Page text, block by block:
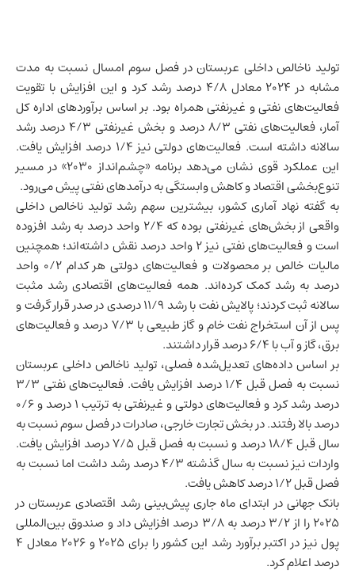
تولید ناخالص داخلی عربستاندر فصل سوم امسال نسبت به مدت
مشابه در ۲۰۲۴ معادل ۴/۸ درصد رشد کرد و این افزایش با تقویت
فعالیت‌های نفتی و غیرنفتی همراه بود. بر اساس برآوردهای اداره کل
آمار، فعالیت‌های نفتی ۸/۳ درصد و بخش غیرنفتی ۴/۳ درصد رشد
سالانه داشته است. فعالیت‌های دولتی نیز ۱/۴ درصد افزایش یافت.
این عملکرد قوی نشان می‌دهد برنامه «چشم‌انداز ۲۰۳۰» در مسیر
تنوع‌بخشی اقتصاد و کاهش وابستگی به درآمدهای نفتی پیش می‌رود.
به گفته نهاد آماری کشور، بیشترین سهم رشد تولید ناخالص داخلی
واقعی از بخش‌های غیرنفتی بوده که ۲/۴ واحد درصد به رشد افزوده
است و فعالیت‌های نفتی نیز ۲ واحد درصد نقش داشته‌اند؛ همچنین
مالیات خالص بر محصولات و فعالیت‌های دولتی هر کدام ۰/۲ واحد
درصد به رشد کمک کرده‌اند. همه فعالیت‌های اقتصادی رشد مثبت
سالانه ثبت کردند؛ پالایش نفت با رشد ۱۱/۹ درصدی در صدر قرار گرفت و
پس از آن استخراج نفت خام و گاز طبیعی با ۷/۳ درصد و فعالیت‌های
برق، گاز و آب با ۶/۴ درصد قرار داشتند.
بر اساس داده‌های تعدیل‌شده فصلی، تولید ناخالص داخلی عربستان
نسبت به فصل قبل ۱/۴ درصد افزایش یافت. فعالیت‌های نفتی ۳/۳
درصد رشد کرد و فعالیت‌های دولتی و غیرنفتی به ترتیب ۱ درصد و ۰/۶
درصد بالا رفتند. در بخش تجارت خارجی، صادرات در فصل سوم نسبت به
سال قبل ۱۸/۴ درصد و نسبت به فصل قبل ۷/۵ درصد افزایش یافت.
واردات نیز نسبت به سال گذشته ۴/۳ درصد رشد داشت اما نسبت به
فصل قبل ۱/۲ درصد کاهش یافت.
بانک جهانی در ابتدای ماه جاری پیش‌بینی رشد اقتصادی عربستان در
۲۰۲۵ را از ۳/۲ درصد به ۳/۸ درصد افزایش داد و صندوق بین‌المللی
پول نیز در اکتبر برآورد رشد این کشور را برای ۲۰۲۵ و ۲۰۲۶ معادل ۴
درصد اعلام کرد.